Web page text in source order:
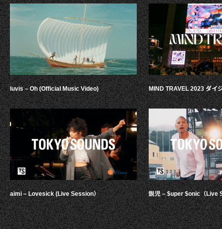
luvis – Oh (Official Music Video)
aimi – Lovesick (Live Session）
MIND TRAVEL 2023 ダイ
鋭児 – $uper $onic（Live